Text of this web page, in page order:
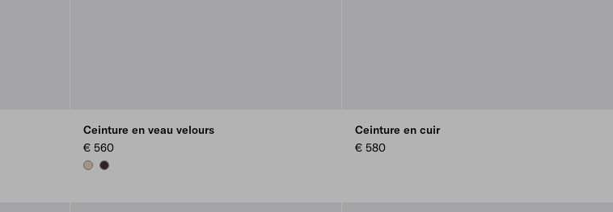
Ceinture en veau velours
€ 560
DESERT BEIGE
DARK BROWN
Ceinture en cuir
€ 580